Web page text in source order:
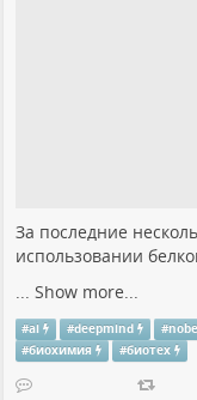
За последние
использовании
... Show more...
#ai #deepmind #
#биохимия #биотех